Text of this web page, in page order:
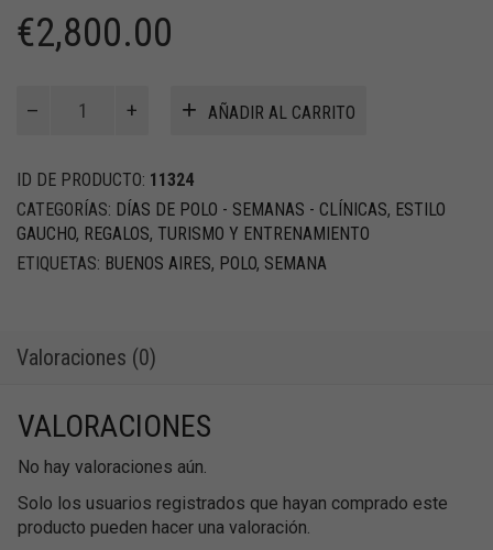
€2,800.00
cantidad
AÑADIR AL CARRITO
ID DE PRODUCTO: 11324
CATEGORÍAS: DÍAS DE POLO - SEMANAS - CLÍNICAS, ESTILO
GAUCHO, REGALOS, TURISMO Y ENTRENAMIENTO
ETIQUETAS: BUENOS AIRES, POLO, SEMANA
Valoraciones (0)
VALORACIONES
No hay valoraciones aún.
Solo los usuarios registrados que hayan comprado este
producto pueden hacer una valoración.